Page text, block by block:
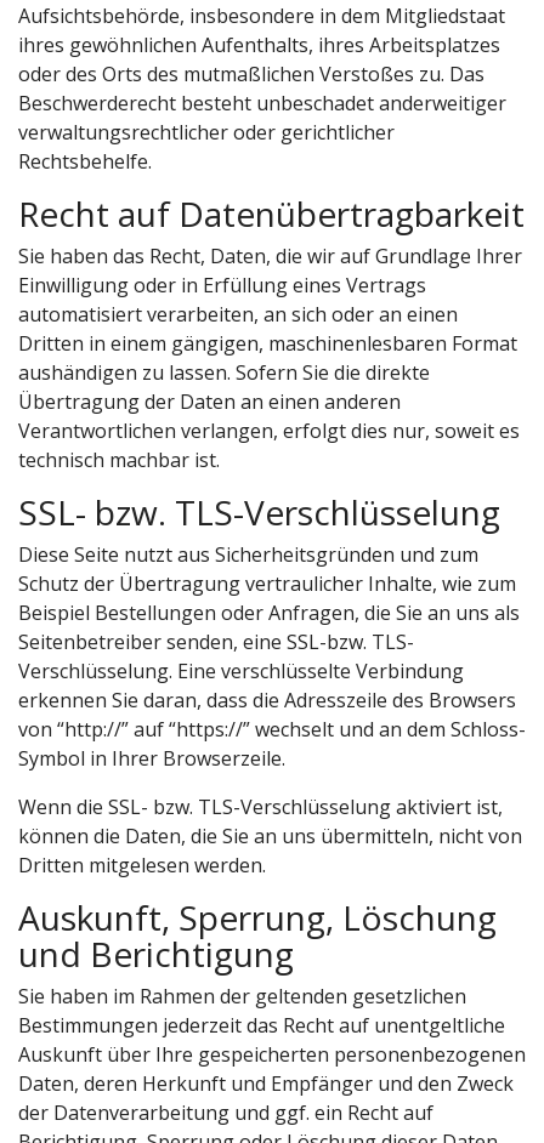
Aufsichtsbehörde, insbesondere in dem Mitgliedstaat
ihres gewöhnlichen Aufenthalts, ihres Arbeitsplatzes
oder des Orts des mutmaßlichen Verstoßes zu. Das
Beschwerderecht besteht unbeschadet anderweitiger
verwaltungsrechtlicher oder gerichtlicher
Rechtsbehelfe.
Recht auf Datenübertragbarkeit
Sie haben das Recht, Daten, die wir auf Grundlage Ihrer
Einwilligung oder in Erfüllung eines Vertrags
automatisiert verarbeiten, an sich oder an einen
Dritten in einem gängigen, maschinenlesbaren Format
aushändigen zu lassen. Sofern Sie die direkte
Übertragung der Daten an einen anderen
Verantwortlichen verlangen, erfolgt dies nur, soweit es
technisch machbar ist.
SSL- bzw. TLS-Verschlüsselung
Diese Seite nutzt aus Sicherheitsgründen und zum
Schutz der Übertragung vertraulicher Inhalte, wie zum
Beispiel Bestellungen oder Anfragen, die Sie an uns als
Seitenbetreiber senden, eine SSL-bzw. TLS-
Verschlüsselung. Eine verschlüsselte Verbindung
erkennen Sie daran, dass die Adresszeile des Browsers
von “http://” auf “https://” wechselt und an dem Schloss-
Symbol in Ihrer Browserzeile.
Wenn die SSL- bzw. TLS-Verschlüsselung aktiviert ist,
können die Daten, die Sie an uns übermitteln, nicht von
Dritten mitgelesen werden.
Auskunft, Sperrung, Löschung
und Berichtigung
Sie haben im Rahmen der geltenden gesetzlichen
Bestimmungen jederzeit das Recht auf unentgeltliche
Auskunft über Ihre gespeicherten personenbezogenen
Daten, deren Herkunft und Empfänger und den Zweck
der Datenverarbeitung und ggf. ein Recht auf